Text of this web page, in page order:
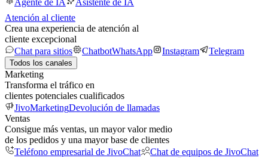
Agente de IA
Asistente de IA
Atención al cliente
Crea una experiencia de atención al
cliente excepcional
Chat para sitios
ChatbotWhatsApp Instagram Telegram
Todos los canales
Marketing
Transforma el tráfico en
clientes potenciales cualificados
JivoMarketingDevolución de llamadas
Ventas
Consigue más ventas, un mayor valor medio
de los pedidos y una mayor base de clientes
Teléfono empresarial de JivoChat
Chat de equipos de JivoChat